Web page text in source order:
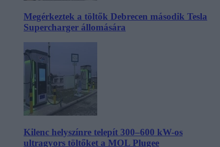
Megérkeztek a töltők Debrecen második Tesla
Supercharger állomására
Kilenc helyszínre telepít 300–600 kW-os
ultragyors töltőket a MOL Plugee